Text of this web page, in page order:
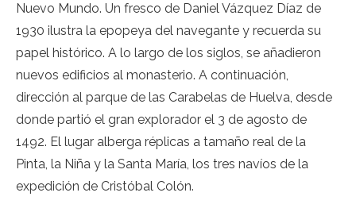
Nuevo Mundo. Un fresco de Daniel Vázquez Díaz de
1930 ilustra la epopeya del navegante y recuerda su
papel histórico. A lo largo de los siglos, se añadieron
nuevos edificios al monasterio. A continuación,
dirección al parque de las Carabelas de Huelva, desde
donde partió el gran explorador el 3 de agosto de
1492. El lugar alberga réplicas a tamaño real de la
Pinta, la Niña y la Santa María, los tres navíos de la
expedición de Cristóbal Colón.